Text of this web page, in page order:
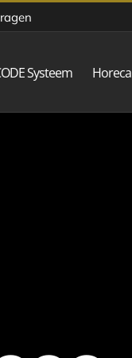
Systeem Horeca